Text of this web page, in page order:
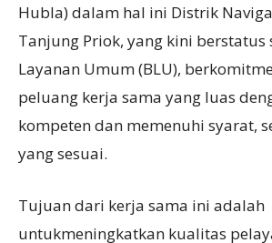
Hubla) dalam hal ini Distrik
Tanjung Priok, yang kini berstatus
Layanan Umum (BLU),
peluang kerja sama yang luas
kompeten dan memenuhi syarat,
yang sesuai.
Tujuan dari kerja sama ini adalah
untukmeningkatkan kualitas